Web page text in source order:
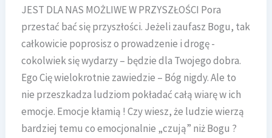
JEST DLA NAS MOŻLIWE W PRZYSZŁOŚCI Pora
przestać bać się przyszłości. Jeżeli zaufasz Bogu, tak
całkowicie poprosisz o prowadzenie i drogę -
cokolwiek się wydarzy – będzie dla Twojego dobra.
Ego Cię wielokrotnie zawiedzie – Bóg nigdy. Ale to
nie przeszkadza ludziom pokładać całą wiarę w ich
emocje. Emocje kłamią ! Czy wiesz, że ludzie wierzą
bardziej temu co emocjonalnie „czują” niż Bogu ?